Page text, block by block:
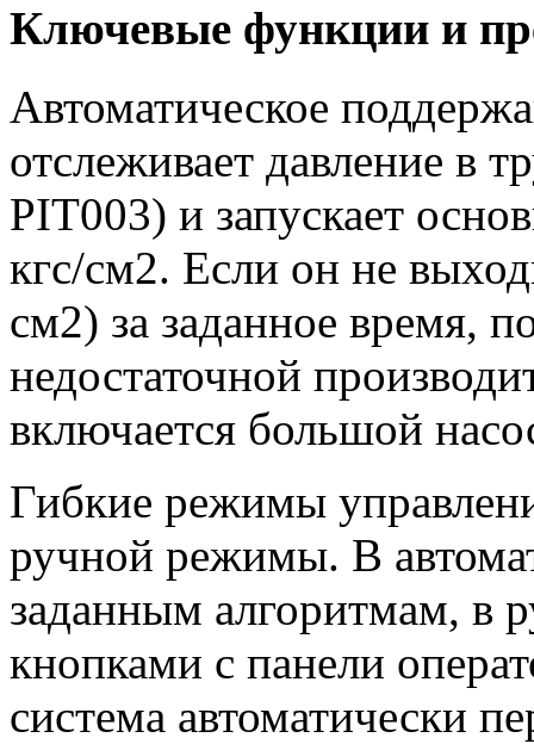
Ключевые функции и
Автоматическое
отслеживает давление в
PIT003) и запускает
кгс/см2. Если он не
см2) за заданное время,
недостаточной
включается большой
Гибкие режимы
ручной режимы. В
заданным алгоритмам, в
кнопками с панели
система автоматически